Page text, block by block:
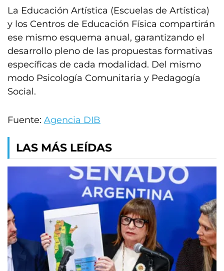
La Educación Artística (Escuelas de Artística)
y los Centros de Educación Física compartirán
ese mismo esquema anual, garantizando el
desarrollo pleno de las propuestas formativas
específicas de cada modalidad. Del mismo
modo Psicología Comunitaria y Pedagogía
Social.
Fuente: Agencia DIB
LAS MÁS LEÍDAS